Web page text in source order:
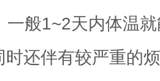
一般1~2天内体温
还伴有较严重的